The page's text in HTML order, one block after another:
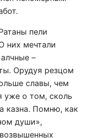
пели
них мечтали
–
Орудуя резцом
славы, чем
уже о том, сколь
казна. Помню, как
души»,